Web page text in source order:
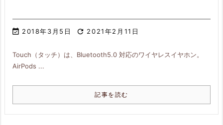
 2018年3月5日  2021年2月11日
Touch（タッチ）は、Bluetooth5.0 対応のワイヤレスイヤホン。
AirPods ...
記事を読む